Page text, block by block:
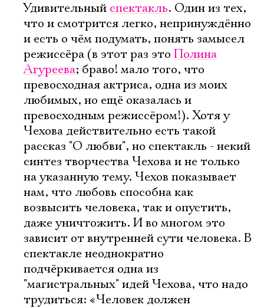
Удивительный спектакль. Один из тех,
что и смотрится легко, непринуждённо
и есть о чём подумать, понять замысел
режиссёра (в этот раз это Полина
Агуреева; браво! мало того, что
превосходная актриса, одна из моих
любимых, но ещё оказалась и
превосходным режиссёром!). Хотя у
Чехова действительно есть такой
рассказ "О любви", но спектакль - некий
синтез творчества Чехова и не только
на указанную тему. Чехов показывает
нам, что любовь способна как
возвысить человека, так и опустить,
даже уничтожить. И во многом это
зависит от внутренней сути человека. В
спектакле неоднократно
подчёркивается одна из
"магистральных" идей Чехова, что надо
трудиться: «Человек должен